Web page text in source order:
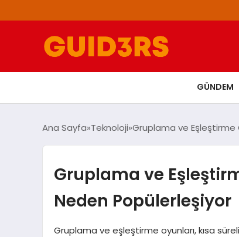
GÜNDEM
Ana Sayfa Teknoloji Gruplama ve Eşleştirme
Gruplama ve
Neden Popülerleşiyor
Gruplama ve eşleştirme oyunları, kısa